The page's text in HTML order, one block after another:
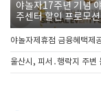
야놀자17주년 기념
주센터 할인 프로모
야놀자제휴점 금융혜택제
울산시, 피서․행락지 주변